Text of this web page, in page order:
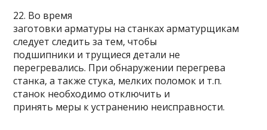
22. Во время
заготовки арматуры на станках арматурщикам
следует следить за тем, чтобы
подшипники и трущиеся детали не
перегревались. При обнаружении перегрева
станка, а также стука, мелких поломок и т.п.
станок необходимо отключить и
принять меры к устранению неисправности.